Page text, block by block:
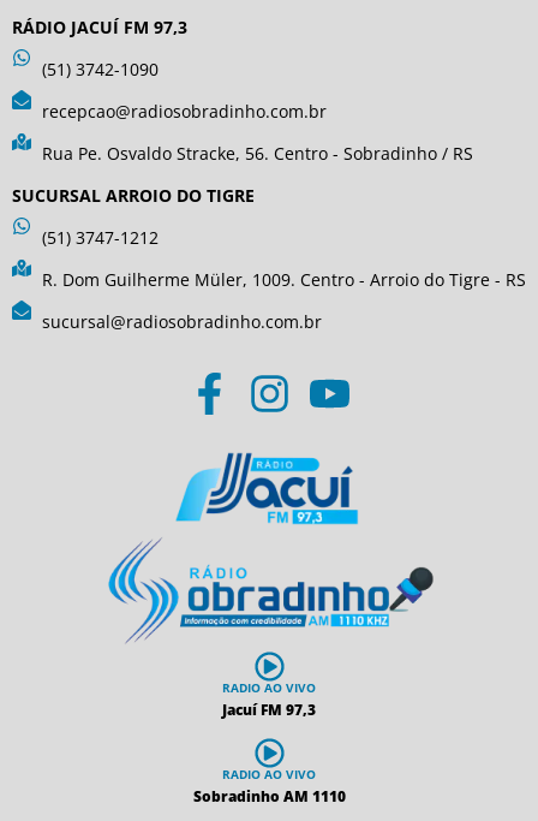
RÁDIO JACUÍ FM 97,3
(51) 3742-1090
recepcao@radiosobradinho.com.br
Rua Pe. Osvaldo Stracke, 56. Centro - Sobradinho / RS
SUCURSAL ARROIO DO TIGRE
(51) 3747-1212
R. Dom Guilherme Müler, 1009. Centro - Arroio do Tigre - RS
sucursal@radiosobradinho.com.br
RADIO AO VIVO
Jacuí FM 97,3
RADIO AO VIVO
Sobradinho AM 1110